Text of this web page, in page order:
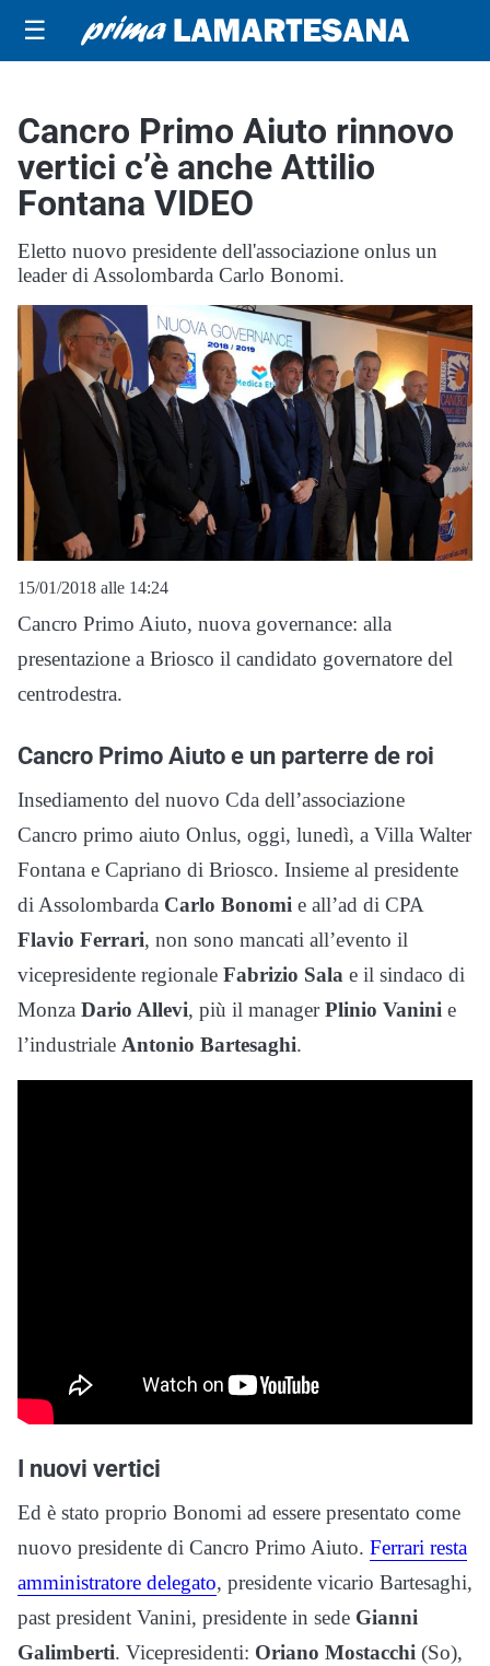
☰
Cancro Primo Aiuto rinnovo
vertici c’è anche Attilio
Fontana VIDEO
Eletto nuovo presidente dell'associazione onlus un
leader di Assolombarda Carlo Bonomi.
15/01/2018 alle 14:24
Cancro Primo Aiuto, nuova governance: alla
presentazione a Briosco il candidato governatore del
centrodestra.
Cancro Primo Aiuto e un parterre de roi
Insediamento del nuovo Cda dell’associazione
Cancro primo aiuto Onlus, oggi, lunedì, a Villa Walter
Fontana e Capriano di Briosco. Insieme al presidente
di Assolombarda Carlo Bonomi e all’ad di CPA
Flavio Ferrari, non sono mancati all’evento il
vicepresidente regionale Fabrizio Sala e il sindaco di
Monza Dario Allevi, più il managerPlinio Vanini e
l’industriale Antonio Bartesaghi.
I nuovi vertici
Ed è stato proprio Bonomi ad essere presentato come
nuovo presidente di Cancro Primo Aiuto. Ferrari resta
amministratore delegato, presidente vicario Bartesaghi,
past president Vanini, presidente in sede Gianni
Galimberti. Vicepresidenti: Oriano Mostacchi (So),